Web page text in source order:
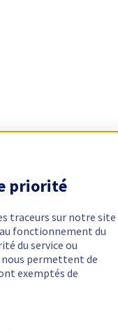
priorité
traceurs sur notre site
fonctionnement du
du service ou
permettent de
exemptés de